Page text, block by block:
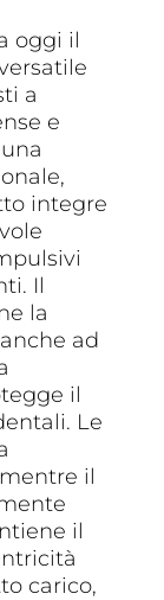
oggi il
a
e
integre
Il
la
ad
il
Le
il
il
carico,